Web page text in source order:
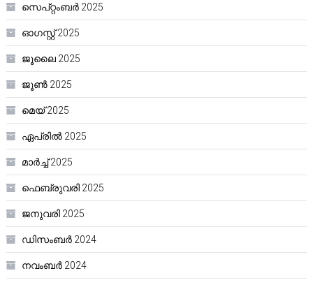
സെപ്റ്റംബർ 2025
ഓഗസ്റ്റ്‌ 2025
ജൂലൈ 2025
ജൂൺ 2025
മെയ്‌ 2025
ഏപ്രിൽ 2025
മാർച്ച്‌ 2025
ഫെബ്രുവരി 2025
ജനുവരി 2025
ഡിസംബർ 2024
നവംബർ 2024